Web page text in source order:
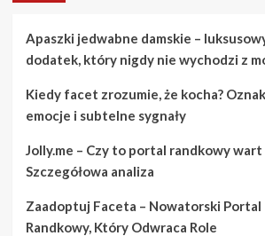
Nowatorski
Randkowy,
5
Porady
Normalnych
Apaszki jedwabne damskie –
dodatek, który nigdy nie wychodzi z
Kiedy facet zrozumie, że kocha?
emocje i subtelne sygnały
Jolly.me – Czy to portal randkowy wart
Szczegółowa analiza
Zaadoptuj Faceta – Nowatorski Portal
Randkowy, Który Odwraca Role